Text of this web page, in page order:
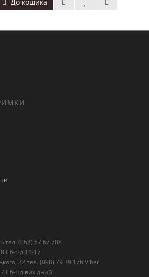
До кошика
тел. (068) 67 67 788
Сб-Нд 11-17
32 тел. (098) 79 39 176 Viber
Сб-Нд вихідний